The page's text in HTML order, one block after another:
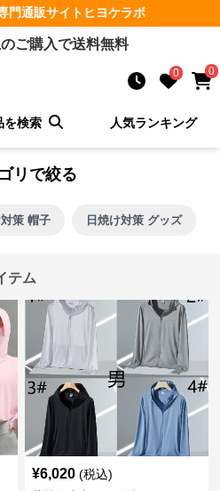
門通販サイト ヒヨケラボ
ご購入で送料無料
0 0
を検索 人気ランキング
リで絞る
策 帽子 日焼け対策 グッズ
テム
¥6,020 (税込)